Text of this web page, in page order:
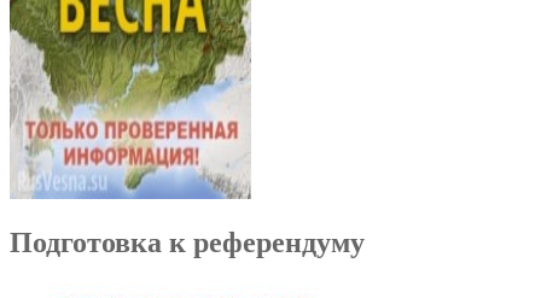
Подготовка к референдуму